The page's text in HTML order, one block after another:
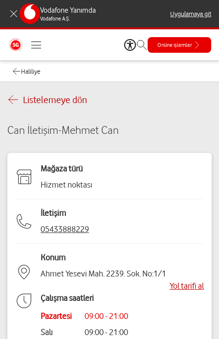
Vodafone Yanımda
Vodafone A.Ş.
Uygulamaya git
Online işlemler
Haliliye
Listelemeye dön
Can İletişim-Mehmet Can
Mağaza türü
Hizmet noktası
İletişim
05433888229
Konum
Ahmet Yesevi Mah. 2239. Sok. No:1/1
Yol tarifi al
Çalışma saatleri
Pazartesi
09:00 - 21:00
Salı
09:00 - 21:00